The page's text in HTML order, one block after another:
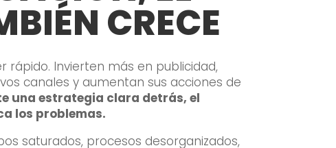
CRECE
rápido. Invierten más en publicidad,
canales y aumentan sus acciones de
una estrategia clara detrás, el
los problemas.
saturados, procesos desorganizados,